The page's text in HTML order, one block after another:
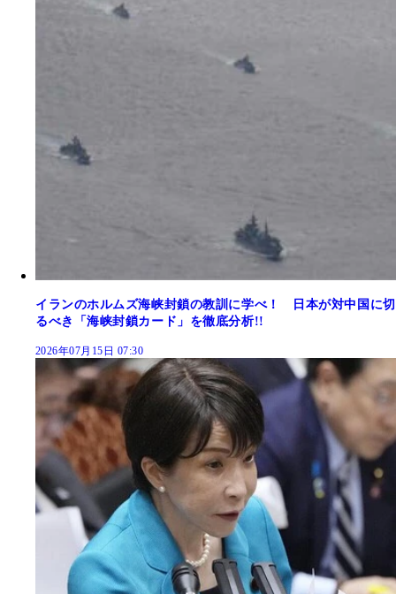
イランのホルムズ海峡封鎖の教訓に学べ！ 日本が対中国に切
るべき「海峡封鎖カード」を徹底分析!!
2026年07月15日 07:30